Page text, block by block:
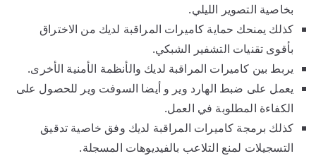
بخاصية التصوير الليلي.
كذلك يمنحك حماية كاميرات المراقبة لديك من الاختراق
بأقوى تقنيات التشفير الشبكي.
يربط بين كاميرات المراقبة لديك والأنظمة الأمنية الأخرى.
يعمل على ضبط الهارد وير و أيضا السوفت وير للحصول على
الكفاءة المطلوبة في العمل.
كذلك برمجة كاميرات المراقبة لديك وفق خاصية تدقيق
التسجيلات لمنع التلاعب بالفيديوهات المسجلة.